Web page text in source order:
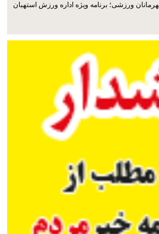
ورزشی؛ برنامه ویژه اداره ورزش استهبان